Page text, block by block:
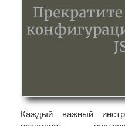
Каждый важный